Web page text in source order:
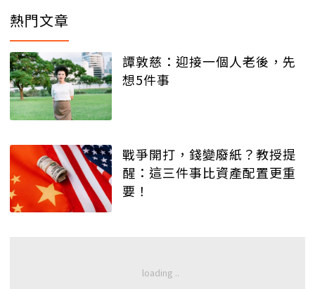
熱門文章
譚敦慈：迎接一個人老後，先
想5件事
戰爭開打，錢變廢紙？教授提
醒：這三件事比資產配置更重
要！